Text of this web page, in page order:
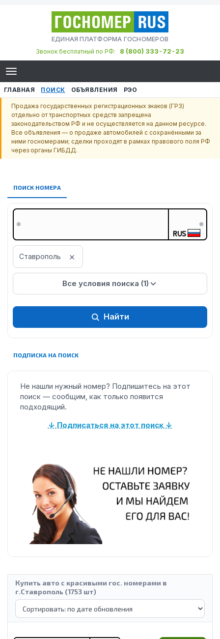
ЕДИНАЯ ПЛАТФОРМА ГОСНОМЕРОВ
Звонок бесплатный по РФ:
8 (800) 333-72-23
ГЛАВНАЯ ПОИСК ОБЪЯВЛЕНИЯ РЭО
Продажа государственных регистрационных знаков (ГРЗ)
отдельно от транспортных средств запрещена
законодательством РФ и не осуществляется на данном ресурсе.
Все объявления — о продаже автомобилей с сохранёнными за
ними госномерами; сделки проходят в рамках правового поля РФ
через органы ГИБДД.
ПОИСК НОМЕРА
RUS
Ставрополь ×
Все условия поиска (1)
Найти
ПОДПИСКА НА ПОИСК
Не нашли нужный номер? Подпишитесь на этот
поиск — сообщим, как только появится
подходящий.
↓ Подписаться на этот поиск ↓
Купить авто с красивыми гос. номерами в
г.Ставрополь (1753 шт)